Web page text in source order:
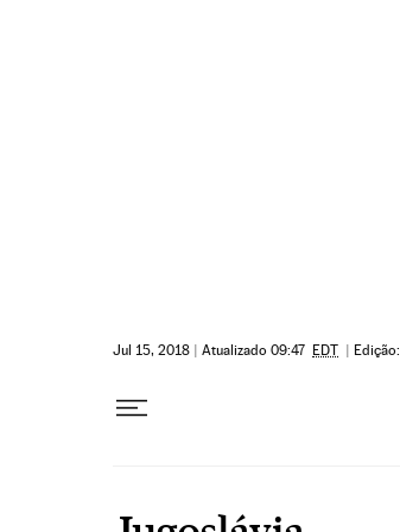
Jul 15, 2018 | Atualizado 09:47 EDT | Edição: